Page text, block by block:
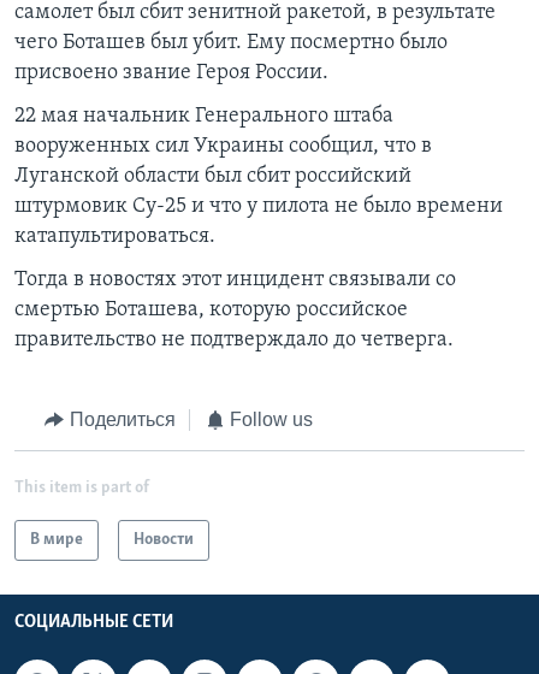
самолет был сбит зенитной ракетой, в результате
чего Боташев был убит. Ему посмертно было
присвоено звание Героя России.
22 мая начальник Генерального штаба
вооруженных сил Украины сообщил, что в
Луганской области был сбит российский
штурмовик Су-25 и что у пилота не было времени
катапультироваться.
Тогда в новостях этот инцидент связывали со
смертью Боташева, которую российское
правительство не подтверждало до четверга.
Поделиться Follow us
This item is part of
В мире Новости
СОЦИАЛЬНЫЕ СЕТИ